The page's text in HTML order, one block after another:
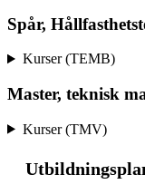
Spår,
Kurser (TEMB)
Master, teknisk
Kurser (TMV)